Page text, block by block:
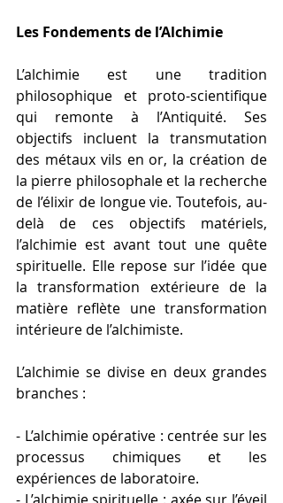
Les Fondements de l’Alchimie
L’alchimie est une tradition
philosophique et proto-scientifique
qui remonte à l’Antiquité. Ses
objectifs incluent la transmutation
des métaux vils en or, la création de
la pierre philosophale et la recherche
de l’élixir de longue vie. Toutefois, au-
delà de ces objectifs matériels,
l’alchimie est avant tout une quête
spirituelle. Elle repose sur l’idée que
la transformation extérieure de la
matière reflète une transformation
intérieure de l’alchimiste.
L’alchimie se divise en deux grandes
branches :
- L’alchimie opérative : centrée sur les
processus chimiques et les
expériences de laboratoire.